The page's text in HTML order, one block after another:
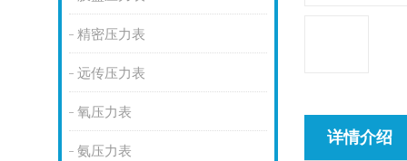
精密压力表
远传压力表
氧压力表
氨压力表
详情介绍